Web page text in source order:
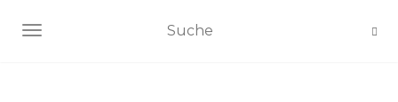
NAVIGATION EIN-/AUSSCHALTEN